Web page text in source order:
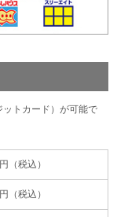
トカード）が可能で
（税込）
（税込）